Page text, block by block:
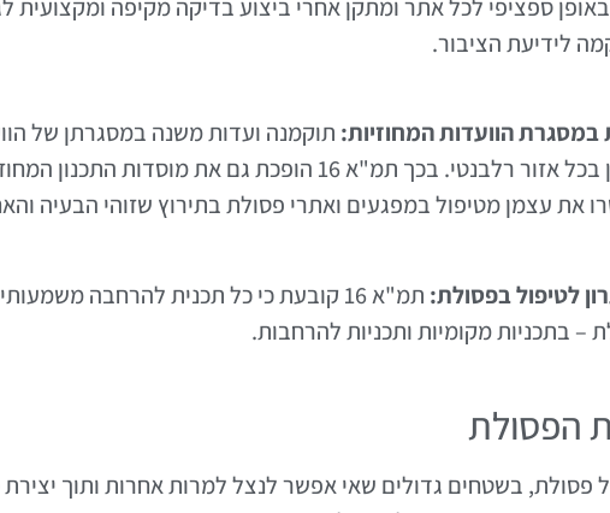
באופן ספציפי לכל אתר ומתקן אחרי ביצוע בדיקה מקיפה ומקצועית
לידיעת הציבור.
הוועדות המחוזיות: תוקמנה ועדות משנה במסגרתן של
טיפול בפסולת והסדרת העניין בכל אזור רלבנטי. בכך תמ"א
את עצמן מטיפול במפגעים ואתרי פסולת בתירוץ שזוהי הבעיה
לטיפול בפסולת:
תמ"א 16 קובעת כי כל תכנית להרחבה
– בתכניות מקומיות ותכניות להרחבות.
הפסולת
פסולת, בשטחים גדולים שאי אפשר לנצל למרות אחרות ותוך